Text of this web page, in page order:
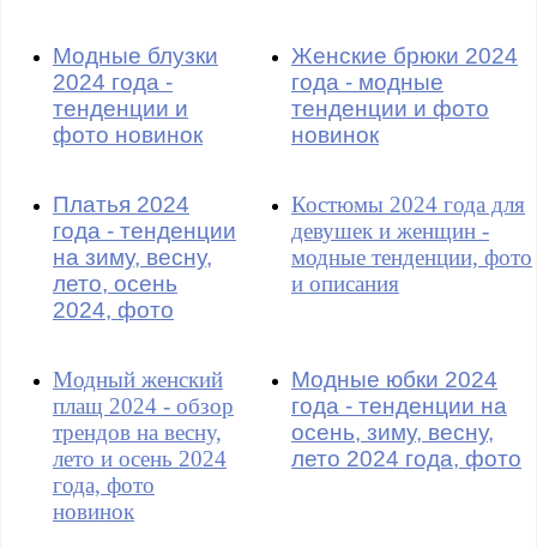
Модные блузки
2024 года -
тенденции и
фото новинок
Женские брюки 2024
года - модные
тенденции и фото
новинок
Платья 2024
года - тенденции
на зиму, весну,
лето, осень
2024, фото
Костюмы 2024 года для
девушек и женщин -
модные тенденции, фото
и описания
Модный женский
плащ 2024 - обзор
трендов на весну,
лето и осень 2024
года, фото
новинок
Модные юбки 2024
года - тенденции на
осень, зиму, весну,
лето 2024 года, фото